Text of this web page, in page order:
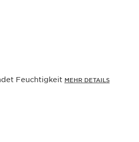
Feuchtigkeit MEHR DETAILS